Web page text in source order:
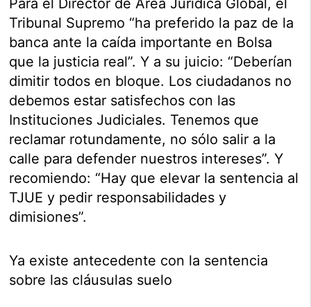
Tribunal Supremo “ha preferido la paz de la
banca ante la caída importante en Bolsa
que la justicia real”. Y a su juicio: “Deberían
dimitir todos en bloque. Los ciudadanos no
debemos estar satisfechos con las
Instituciones Judiciales. Tenemos que
reclamar rotundamente, no sólo salir a la
calle para defender nuestros intereses”. Y
recomiendo: “Hay que elevar la sentencia al
TJUE y pedir responsabilidades y
dimisiones”.
Ya existe antecedente con la sentencia
sobre las cláusulas suelo